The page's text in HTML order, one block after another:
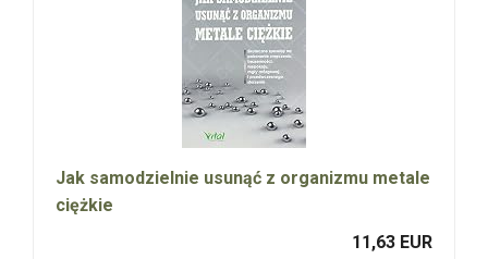
Jak samodzielnie usunąć z organizmu metale
ciężkie
11,63 EUR